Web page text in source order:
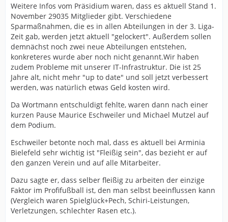
Weitere Infos vom Präsidium waren, dass es aktuell Stand 1.
November 29035 Mitglieder gibt. Verschiedene
Sparmaßnahmen, die es in allen Abteilungen in der 3. Liga-
Zeit gab, werden jetzt aktuell "gelockert". Außerdem sollen
demnächst noch zwei neue Abteilungen entstehen,
konkreteres wurde aber noch nicht genannt.Wir haben
zudem Probleme mit unserer IT-Infrastruktur. Die ist 25
Jahre alt, nicht mehr "up to date" und soll jetzt verbessert
werden, was natürlich etwas Geld kosten wird.
Da Wortmann entschuldigt fehlte, waren dann nach einer
kurzen Pause Maurice Eschweiler und Michael Mutzel auf
dem Podium.
Eschweiler betonte noch mal, dass es aktuell bei Arminia
Bielefeld sehr wichtig ist "Fleißig sein", das bezieht er auf
den ganzen Verein und auf alle Mitarbeiter.
Dazu sagte er, dass selber fleißig zu arbeiten der einzige
Faktor im Profifußball ist, den man selbst beeinflussen kann
(Vergleich waren Spielglück+Pech, Schiri-Leistungen,
Verletzungen, schlechter Rasen etc.).